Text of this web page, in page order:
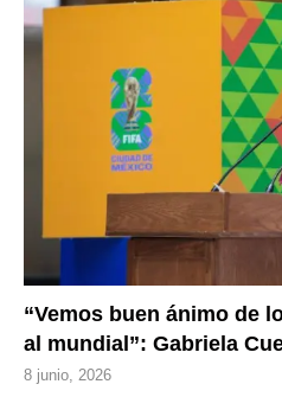
“Vemos buen ánimo de
al mundial”: Gabriela
8 junio, 2026